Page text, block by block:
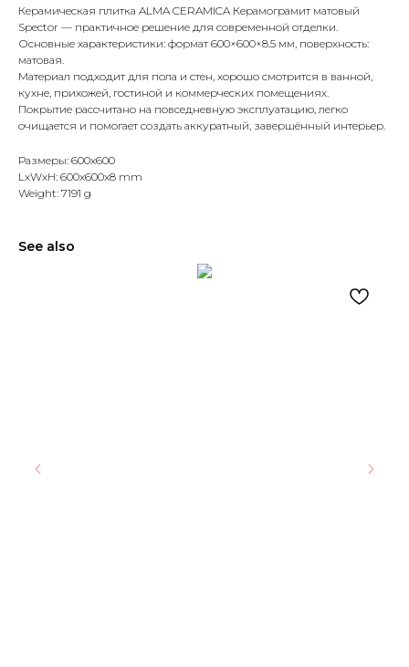
Керамическая плитка ALMA CERAMICA Керамограмит матовый
Spector — практичное решение для современной отделки.
Основные характеристики: формат 600×600×8.5 мм, поверхность:
матовая.
Материал подходит для пола и стен, хорошо смотрится в ванной,
кухне, прихожей, гостиной и коммерческих помещениях.
Покрытие рассчитано на повседневную эксплуатацию, легко
очищается и помогает создать аккуратный, завершённый интерьер.
Размеры: 600x600
LxWxH: 600x600x8 mm
Weight: 7191 g
See also